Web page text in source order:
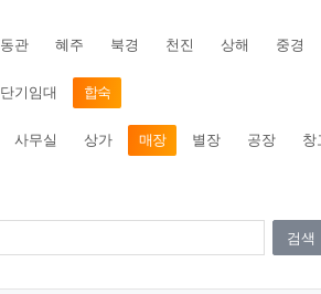
동관 혜주 북경 천진 상해 중경
단기임대 합숙
사무실 상가 매장 별장 공장 창